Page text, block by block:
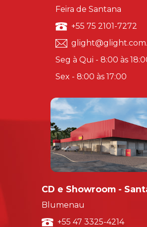
Feira de Santana
+55 75 2101-7272
Seg à Qui - 8:00 às
Sex - 8:00 às 17:00
CD e Showroom -
Blumenau
+55 47 3325-4214